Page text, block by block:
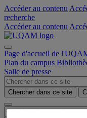
Accéder au contenu
recherche
Accéder au contenu
Page d'accueil de
Plan du campus
Salle de presse
Chercher dans ce site